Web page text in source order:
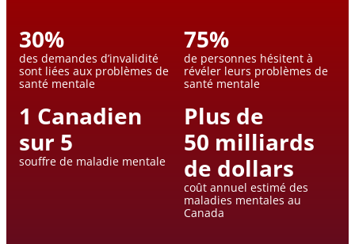
30%
des demandes d’invalidité
sont liées aux problèmes de
santé mentale
75%
de personnes hésitent à
révéler leurs problèmes de
santé mentale
1 Canadien
sur 5
souffre de maladie mentale
Plus de
50 milliards
de dollars
coût annuel estimé des
maladies mentales au
Canada